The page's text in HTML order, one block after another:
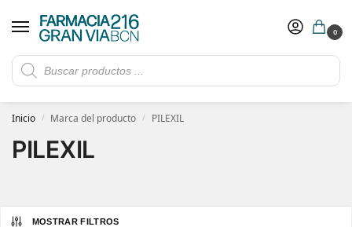
0
Rebajas de verano hasta -30%
​ 5€ de descuento con el cupón 5GRANVIA (compras superiores a 150€)
Inicio / Marca del producto / PILEXIL
PILEXIL
MOSTRAR FILTROS